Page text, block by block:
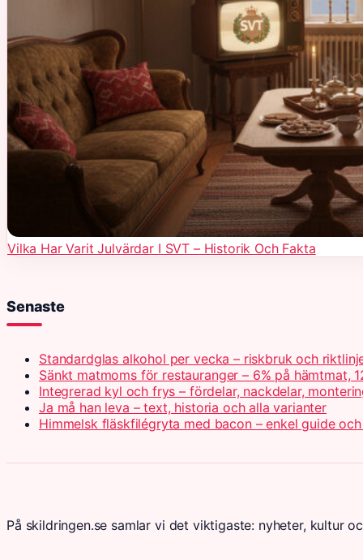
Vilka Har Varit Julvärdar I SVT – Historik Och Fakta
Senaste
Standardglas alkohol per vecka – riskbruk och
Sänkt matmoms för restauranger – 6% på hämtmat,
Integrerad kyl och frys – fördelar, nackdelar,
Ja må han leva – text, historia och alla varianter
Himmelsk fläskfilégryta med bacon – enkel guide
På skildringen.se samlar vi det viktigaste: nyheter, kultur